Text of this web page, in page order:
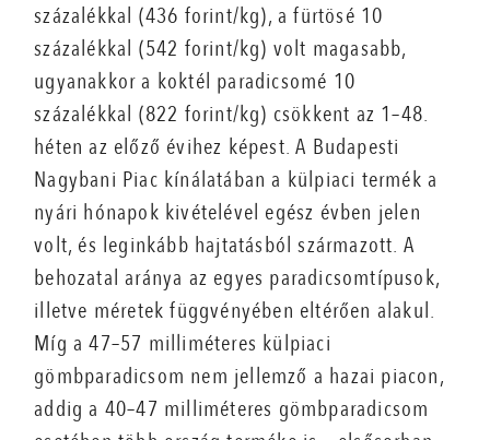
százalékkal (436 forint/kg), a fürtösé 10
százalékkal (542 forint/kg) volt magasabb,
ugyanakkor a koktél paradicsomé 10
százalékkal (822 forint/kg) csökkent az 1–48.
héten az előző évihez képest. A Budapesti
Nagybani Piac kínálatában a külpiaci termék a
nyári hónapok kivételével egész évben jelen
volt, és leginkább hajtatásból származott. A
behozatal aránya az egyes paradicsomtípusok,
illetve méretek függvényében eltérően alakul.
Míg a 47–57 milliméteres külpiaci
gömbparadicsom nem jellemző a hazai piacon,
addig a 40–47 milliméteres gömbparadicsom